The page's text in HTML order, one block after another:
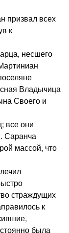
призвал всех
к
несшего
Владычица
Своего и
все они
Саранча
массой, что
страждущих
к
была